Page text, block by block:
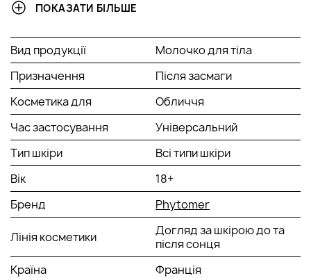
шкіру здоровою і красивою. Олія дерева покращує
захисна система відновлює гідроліпідну плівку на поверхні
шкіри, чим значно зменшує ризик отримання опіків.
Після прийняття сонячних ванн наносите на тіло молочко
від Phytomer і насолоджуйтесь відчуттям свіжості, м'якості
та комфорту.
Активні компоненти:
Олія дерева збільшує еластичність і гладкість
епідермісу, а спеціальна захисна система допомагає
відновити гідроліпідну плівку на поверхні шкіри, чим
сильно збільшує захист, зменшуючи ризик отримати
сонячний опік.
Наносити рівномірно на чисту та суху шкіру обличчя та тіла
після душу.
ПОКАЗАТИ БІЛЬШЕ
Вид продукції
Молочко для тіла
Призначення
Після засмаги
Косметика для
Обличчя
Час застосування
Універсальний
Тип шкіри
Всі типи шкіри
Вік
18+
Бренд
Phytomer
Лінія косметики
Догляд за шкірою до та
після сонця
Країна
Франція